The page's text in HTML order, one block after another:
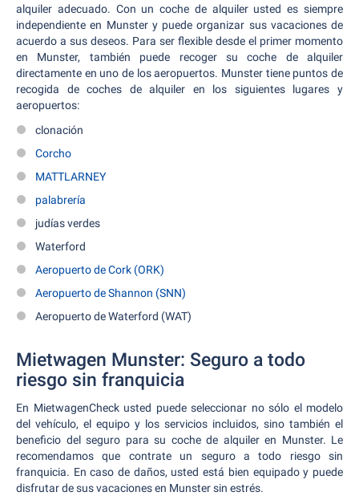
alquiler adecuado. Con un coche de alquiler usted es siempre
independiente en Munster y puede organizar sus vacaciones de
acuerdo a sus deseos. Para ser flexible desde el primer momento
en Munster, también puede recoger su coche de alquiler
directamente en uno de los aeropuertos. Munster tiene puntos de
recogida de coches de alquiler en los siguientes lugares y
aeropuertos:
clonación
Corcho
MATTLARNEY
palabrería
judías verdes
Waterford
Aeropuerto de Cork (ORK)
Aeropuerto de Shannon (SNN)
Aeropuerto de Waterford (WAT)
Mietwagen Munster: Seguro a todo
riesgo sin franquicia
En MietwagenCheck usted puede seleccionar no sólo el modelo
del vehículo, el equipo y los servicios incluidos, sino también el
beneficio del seguro para su coche de alquiler en Munster. Le
recomendamos que contrate un seguro a todo riesgo sin
franquicia. En caso de daños, usted está bien equipado y puede
disfrutar de sus vacaciones en Munster sin estrés.